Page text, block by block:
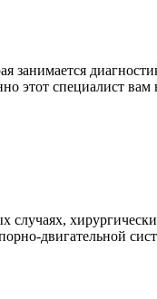
занимается
этот специалист
двигательной